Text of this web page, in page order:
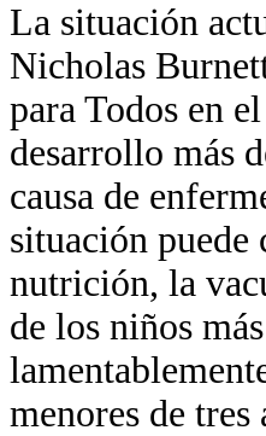
La situación
Nicholas
para Todos en
desarrollo más
causa de
situación puede
nutrición, la
de los niños
menores de tres